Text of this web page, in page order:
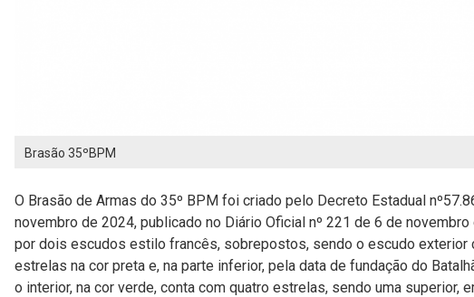
Brasão 35ºBPM
O Brasão de Armas do 35º BPM foi criado pelo Decreto Estadual
novembro de 2024, publicado no Diário Oficial nº 221 de 6 de
por dois escudos estilo francês, sobrepostos, sendo o escudo exterior
estrelas na cor preta e, na parte inferior, pela data de fundação do
o interior, na cor verde, conta com quatro estrelas, sendo uma superior,